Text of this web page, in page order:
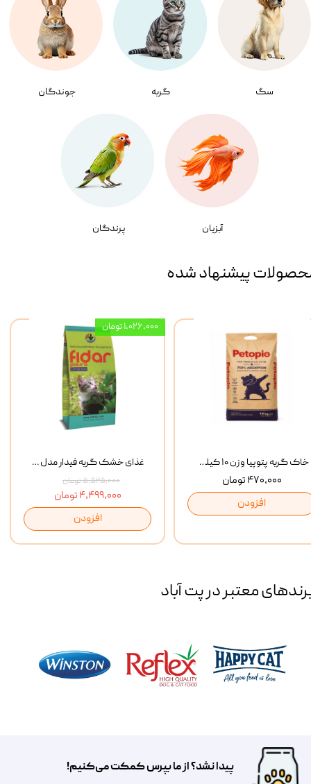
سگ گربه جوندگان
آبزیان پرندگان
پیشنهاد شده
غذای خشک گربه فیدار مدل Adult وزن 10 کیلوگرم
۵,۵۲۵,۰۰۰ تومان
۴,۴۹۹,۰۰۰ تومان
افزودن
۱,۰۲۶,۰۰۰ تومان
خاک گربه پتوپیا وزن ۱۰ کیلوگرم
۴۷۰,۰۰۰ تومان
افزودن
معتبر در پت آباد
پیدا نشد؟ از ما بپرس کمکت می‌کنیم!